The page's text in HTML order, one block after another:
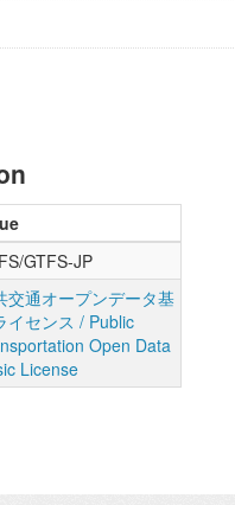
GTFS-JP
交通オープンデータ基
イセンス / Public
Open Data
License